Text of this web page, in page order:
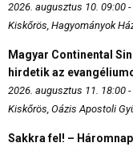
2026. augusztus 10. 09:00 -
Kiskőrös, Hagyományok
Magyar Continental
hirdetik az
2026. augusztus 11. 18:00 -
Kiskőrös, Oázis Apostoli
Sakkra fel! –